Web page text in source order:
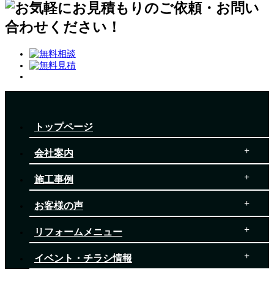
トップページ
会社案内
施工事例
お客様の声
リフォームメニュー
イベント・チラシ情報